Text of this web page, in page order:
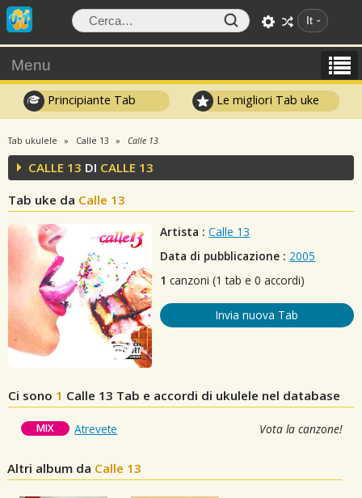
It
Menu
Principiante Tab Le migliori Tab uke
Tab ukulele Calle 13 Calle 13
CALLE 13 DI CALLE 13
Tab uke da Calle 13
Artista : Calle 13
Data di pubblicazione : 2005
1 canzoni (1 tab e 0 accordi)
Invia nuova Tab
Ci sono 1 Calle 13 Tab e accordi di ukulele nel database
MIX Atrevete Vota la canzone!
Altri album da Calle 13